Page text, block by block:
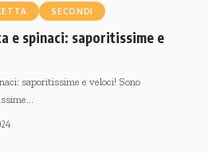
SECONDI
e spinaci: saporitissime e
saporitissime e veloci! Sono